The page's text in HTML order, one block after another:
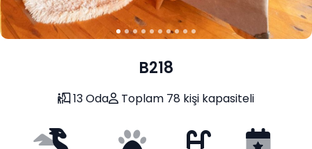
B218
13 Oda Toplam 78 kişi kapasiteli